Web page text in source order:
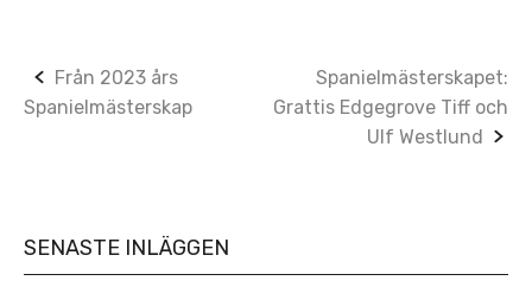
Post
navigation
Från 2023 års
Spanielmästerskap
Spanielmästerskapet:
Grattis Edgegrove Tiff och
Ulf Westlund
SENASTE INLÄGGEN